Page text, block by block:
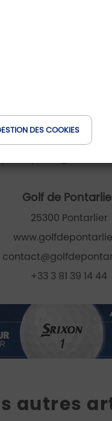
DES COOKIES
un atelier de
on n’est pas
golf que
« Tous
180 membres
le passage de
Golf de
25300 Pontarlier
+33 3 81 39 14 44
autres